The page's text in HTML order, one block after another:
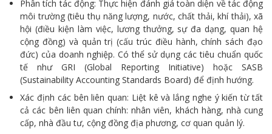
Phân tích tác động: Thực hiện đánh giá toàn diện về tác động
môi trường (tiêu thụ năng lượng, nước, chất thải, khí thải), xã
hội (điều kiện làm việc, lương thưởng, sự đa dạng, quan hệ
cộng đồng) và quản trị (cấu trúc điều hành, chính sách đạo
đức) của doanh nghiệp. Có thể sử dụng các tiêu chuẩn quốc
tế như GRI (Global Reporting Initiative) hoặc SASB
(Sustainability Accounting Standards Board) để định hướng.
Xác định các bên liên quan: Liệt kê và lắng nghe ý kiến từ tất
cả các bên liên quan chính: nhân viên, khách hàng, nhà cung
cấp, nhà đầu tư, cộng đồng địa phương, cơ quan quản lý.